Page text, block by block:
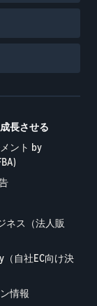
長させる
ント by
ネス（法人販
（自社EC向け決
情報